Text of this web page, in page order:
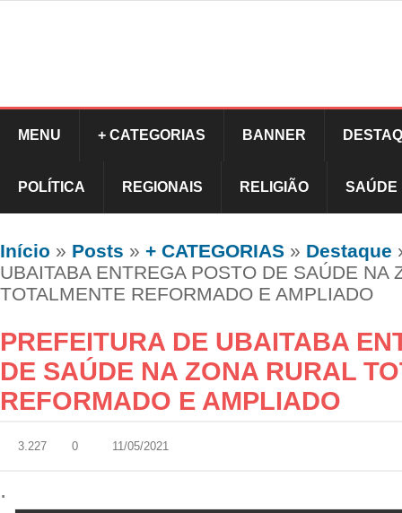
MENU + CATEGORIAS BANNER
POLÍTICA REGIONAIS RELIGIÃO SAÚDE
Início » Posts » + CATEGORIAS » Destaque
UBAITABA ENTREGA POSTO DE SAÚDE NA
TOTALMENTE REFORMADO E AMPLIADO
PREFEITURA DE UBAITABA
DE SAÚDE NA ZONA RURAL
REFORMADO E AMPLIADO
3.227 0 11/05/2021
.